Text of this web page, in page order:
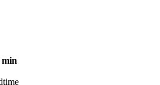
min